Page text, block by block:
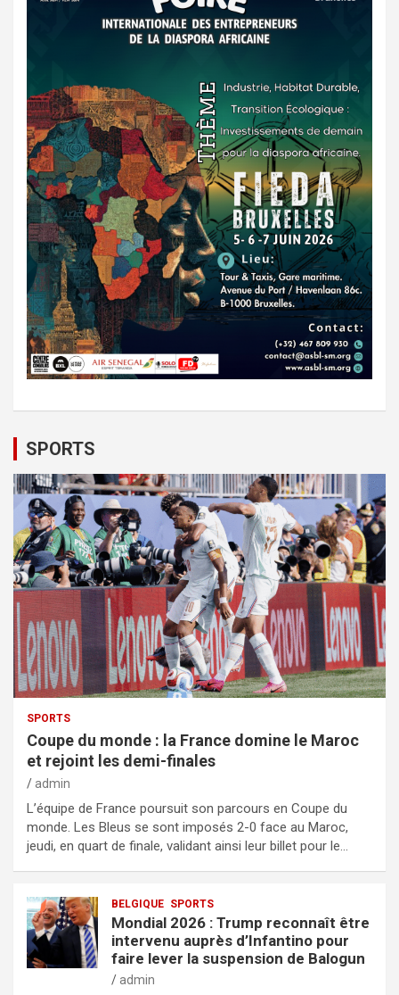
SPORTS
SPORTS
Coupe du monde : la France domine le Maroc
et rejoint les demi-finales
admin
L’équipe de France poursuit son parcours en Coupe du
monde. Les Bleus se sont imposés 2-0 face au Maroc,
jeudi, en quart de finale, validant ainsi leur billet pour le…
BELGIQUE SPORTS
Mondial 2026 : Trump reconnaît être
intervenu auprès d’Infantino pour
faire lever la suspension de Balogun
admin